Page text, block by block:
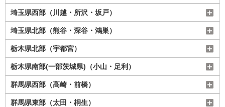
埼玉県西部（川越・所沢・坂戸）
埼玉県北部（熊谷・深谷・鴻巣）
栃木県北部（宇都宮）
栃木県南部(一部茨城県)（小山・足利）
群馬県西部（高崎・前橋）
群馬県東部（太田・桐生）